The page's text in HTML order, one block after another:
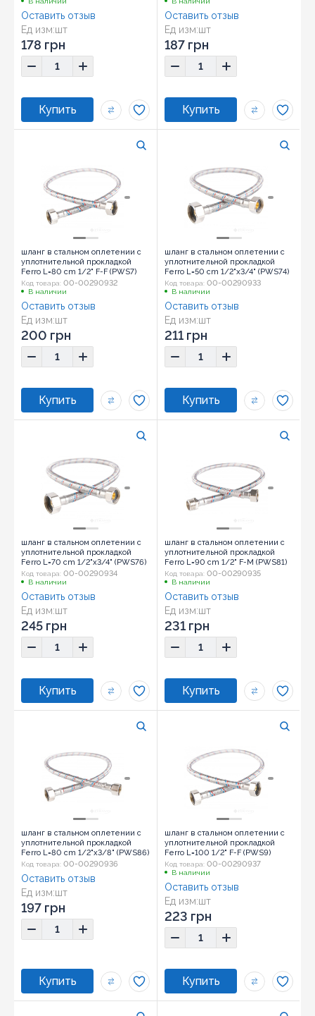
Ед изм:шт
Оставить отзыв
178 грн
Ед изм:шт
Оставить отзыв
187 грн
шланг в стальном оплетении с
уплотнительной прокладкой
Ferro L=80 cm 1/2" F-F (PWS7)
Код товара: 00-00290932
В наличии
Ед изм:шт
Оставить отзыв
200 грн
шланг в стальном оплетении с
уплотнительной прокладкой
Ferro L=50 cm 1/2"x3/4" (PWS74)
Код товара: 00-00290933
В наличии
Ед изм:шт
Оставить отзыв
211 грн
шланг в стальном оплетении с
уплотнительной прокладкой
Ferro L=70 cm 1/2"x3/4" (PWS76)
Код товара: 00-00290934
В наличии
Ед изм:шт
Оставить отзыв
245 грн
шланг в стальном оплетении с
уплотнительной прокладкой
Ferro L=90 cm 1/2" F-M (PWS81)
Код товара: 00-00290935
В наличии
Ед изм:шт
Оставить отзыв
231 грн
шланг в стальном оплетении с
уплотнительной прокладкой
Ferro L=80 cm 1/2"x3/8" (PWS86)
Код товара: 00-00290936
Ед изм:шт
Оставить отзыв
197 грн
шланг в стальном оплетении с
уплотнительной прокладкой
Ferro L=100 1/2" F-F (PWS9)
Код товара: 00-00290937
В наличии
Ед изм:шт
Оставить отзыв
223 грн